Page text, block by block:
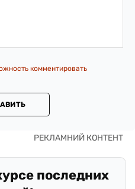
комментировать
последних